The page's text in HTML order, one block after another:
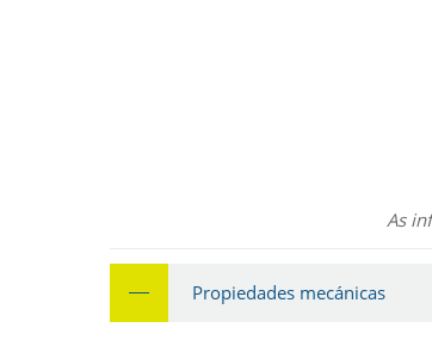
As
Propiedades mecánicas